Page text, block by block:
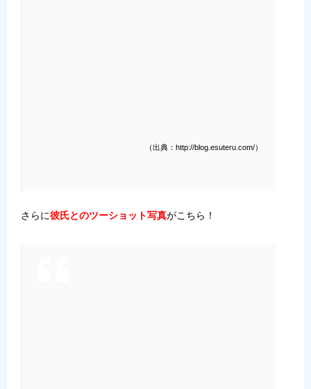
（出典：http://blog.esuteru.com/）
さらに彼氏とのツーショット写真がこちら！